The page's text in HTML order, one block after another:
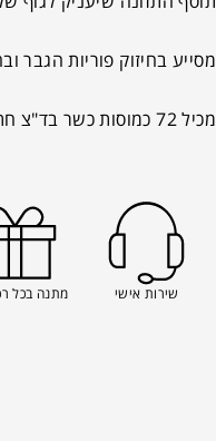
מסייע בחיזוק פוריות הגבר
מכיל 72 כמוסות כשר בד"צ חתם סופר
שירות אישי מתנה בכל